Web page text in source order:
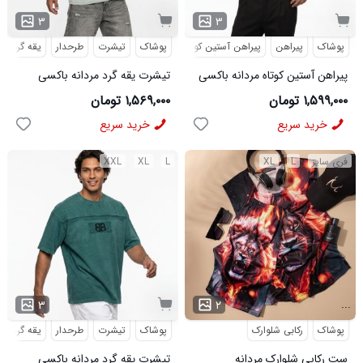
۳
پوشاک تیشرت طرحدار یقه گرد
تیشرت یقه گرد مردانه باکسی
طرحدار پنبه دو رو سبز روشن مدل
50896
۱,۵۶۹,۰۰۰ تومان
خرید سریع
۳
پوشاک پیراهن پیراهن آستین کوتاه
پیراهن آستین کوتاه مردانه باکسی
ساده لینن کرم مدل 50943
۱,۵۹۹,۰۰۰ تومان
خرید سریع
L
XL
XXL
۳
پوشاک تیشرت طرحدار یقه گرد
تیشرت یقه گرد مردانه باکسی
فری سایز L
XL
۲ ...
پوشاک رکابی شلوارک
ست رکابی شلوارک مردانه